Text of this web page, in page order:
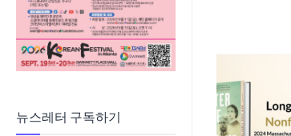
뉴스레터 구독하기